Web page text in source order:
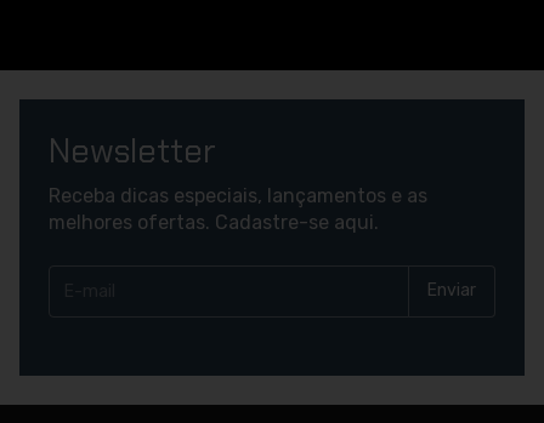
Newsletter
Receba dicas especiais, lançamentos e as
melhores ofertas. Cadastre-se aqui.